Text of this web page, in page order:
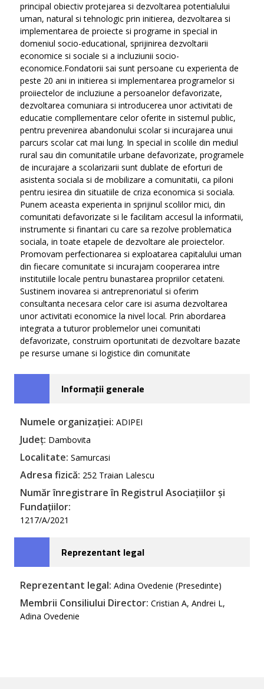
principal obiectiv protejarea si dezvoltarea potentialului
uman, natural si tehnologic prin initierea, dezvoltarea si
implementarea de proiecte si programe in special in
domeniul socio-educational, sprijinirea dezvoltarii
economice si sociale si a incluziunii socio-
economice.Fondatorii sai sunt persoane cu experienta de
peste 20 ani in initierea si implementarea programelor si
proiiectelor de incluziune a persoanelor defavorizate,
dezvoltarea comuniara si introducerea unor activitati de
educatie compllementare celor oferite in sistemul public,
pentru prevenirea abandonului scolar si incurajarea unui
parcurs scolar cat mai lung. In special in scolile din mediul
rural sau din comunitatile urbane defavorizate, programele
de incurajare a scolarizarii sunt dublate de eforturi de
asistenta sociala si de mobilizare a comunitatii, ca piloni
pentru iesirea din situatiile de criza economica si sociala.
Punem aceasta experienta in sprijinul scolilor mici, din
comunitati defavorizate si le facilitam accesul la informatii,
instrumente si finantari cu care sa rezolve problematica
sociala, in toate etapele de dezvoltare ale proiectelor.
Promovam perfectionarea si exploatarea capitalului uman
din fiecare comunitate si incurajam cooperarea intre
institutiile locale pentru bunastarea propriilor cetateni.
Sustinem inovarea si antreprenoriatul si oferim
consultanta necesara celor care isi asuma dezvoltarea
unor activitati economice la nivel local. Prin abordarea
integrata a tuturor problemelor unei comunitati
defavorizate, construim oportunitati de dezvoltare bazate
pe resurse umane si logistice din comunitate
Informații generale
Numele organizației: ADIPEI
Județ: Dambovita
Localitate: Samurcasi
Adresa fizică: 252 Traian Lalescu
Număr înregistrare în Registrul Asociațiilor și
Fundațiilor:
1217/A/2021
Reprezentant legal
Reprezentant legal: Adina Ovedenie (Presedinte)
Membrii Consiliului Director: Cristian A, Andrei L,
Adina Ovedenie